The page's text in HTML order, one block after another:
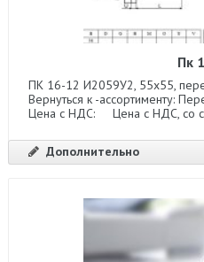
Пк
ПК 16-12 И2059У2, 55х55,
Вернуться к -ассортименту:
Цена с НДС: Цена с НДС, со
Дополнительно